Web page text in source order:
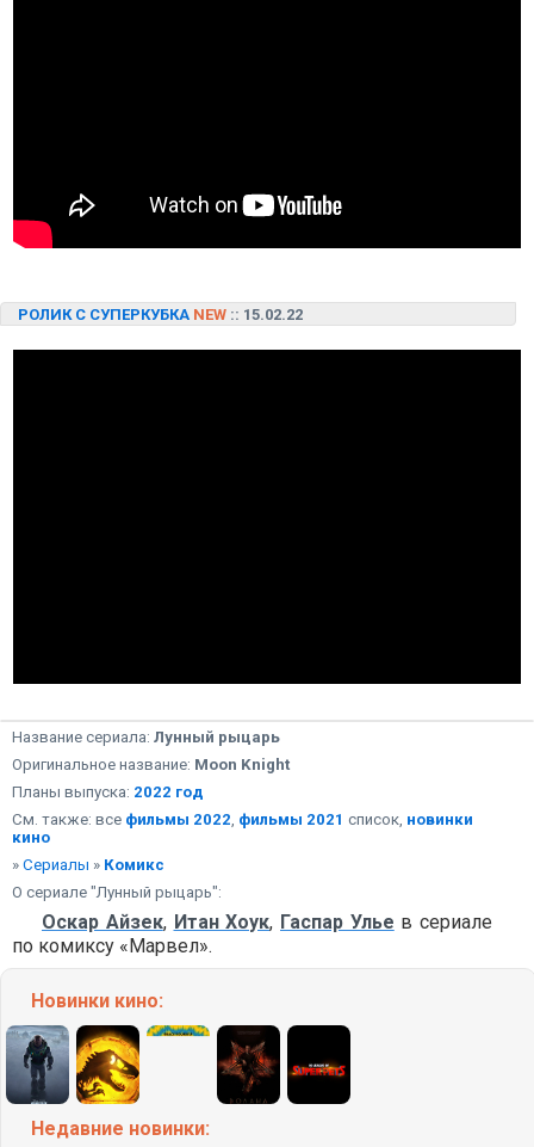
РОЛИК С СУПЕРКУБКА NEW :: 15.02.22
Название сериала: Лунный рыцарь
Оригинальное название: Moon Knight
Планы выпуска: 2022 год
См. также: все фильмы 2022, фильмы 2021 список, новинки
кино
» Сериалы » Комикс
О сериале "Лунный рыцарь":
Оскар Айзек, Итан Хоук, Гаспар Улье в сериале
по комиксу «Марвел».
Новинки кино:
Недавние новинки: